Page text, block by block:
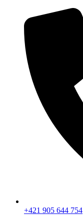
+421 905 644 754